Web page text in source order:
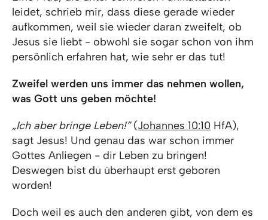
leidet, schrieb mir, dass diese gerade wieder
aufkommen, weil sie wieder daran zweifelt, ob
Jesus sie liebt - obwohl sie sogar schon von ihm
persönlich erfahren hat, wie sehr er das tut!
Zweifel werden uns immer das nehmen wollen,
was Gott uns geben möchte!
„Ich aber bringe Leben!”(Johannes 10:10 HfA),
sagt Jesus! Und genau das war schon immer
Gottes Anliegen - dir Leben zu bringen!
Deswegen bist du überhaupt erst geboren
worden!
Doch weil es auch den anderen gibt, von dem es